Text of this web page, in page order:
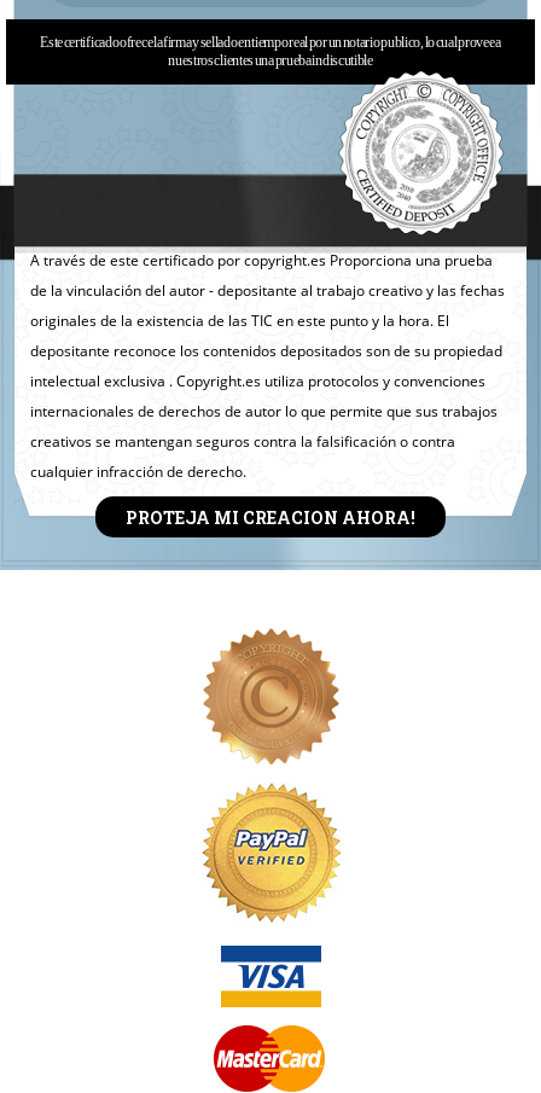
Este certificado ofrece la firma y sellado en tiempo real por un notario publico, lo cual provee a
nuestros clientes una prueba indiscutible
A través de este certificado por copyright.es Proporciona una prueba
de la vinculación del autor - depositante al trabajo creativo y las fechas
originales de la existencia de las TIC en este punto y la hora. El
depositante reconoce los contenidos depositados son de su propiedad
intelectual exclusiva . Copyright.es utiliza protocolos y convenciones
internacionales de derechos de autor lo que permite que sus trabajos
creativos se mantengan seguros contra la falsificación o contra
cualquier infracción de derecho.
PROTEJA MI CREACION AHORA!